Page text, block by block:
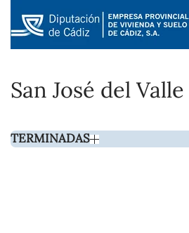
Skip to main content
San José del Valle
TERMINADAS